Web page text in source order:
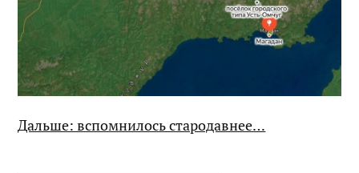
Дальше: вспомнилось стародавнее…